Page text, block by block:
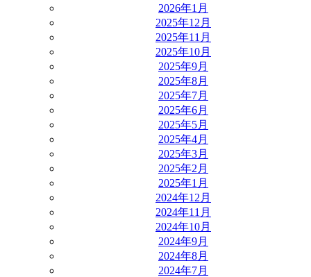
2026年1月
2025年12月
2025年11月
2025年10月
2025年9月
2025年8月
2025年7月
2025年6月
2025年5月
2025年4月
2025年3月
2025年2月
2025年1月
2024年12月
2024年11月
2024年10月
2024年9月
2024年8月
2024年7月